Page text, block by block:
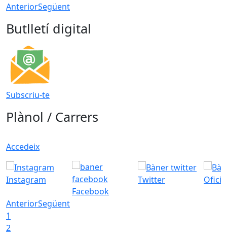
AnteriorSegüent
Butlletí digital
Subscriu-te
Plànol / Carrers
Accedeix
Instagram
Facebook
Twitter
AnteriorSegüent
1
2